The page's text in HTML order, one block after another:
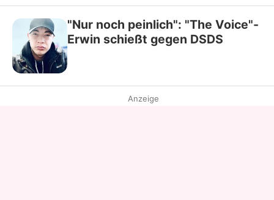
"Nur noch peinlich": "The Voice"-
Erwin schießt gegen DSDS
Anzeige